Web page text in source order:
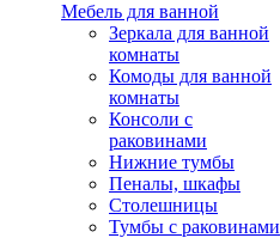
Мебель для ванной
Зеркала для ванной
комнаты
Комоды для ванной
комнаты
Консоли с
раковинами
Нижние тумбы
Пеналы, шкафы
Столешницы
Тумбы с раковинами